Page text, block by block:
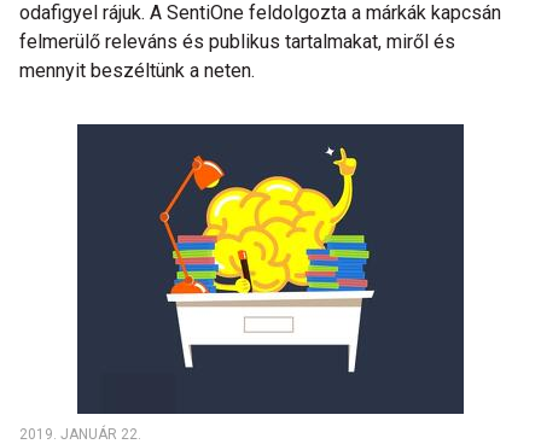
odafigyel rájuk. A SentiOne feldolgozta a márkák kapcsán
felmerülő releváns és publikus tartalmakat, miről és
mennyit beszéltünk a neten.
2019. JANUÁR 22.